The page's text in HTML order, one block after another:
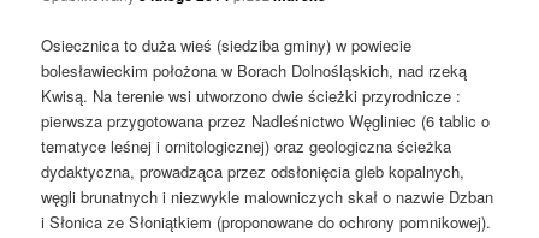
Osiecznica to duża wieś (siedziba gminy) w powiecie
bolesławieckim położona w Borach Dolnośląskich, nad rzeką
Kwisą. Na terenie wsi utworzono dwie ścieżki przyrodnicze :
pierwsza przygotowana przez Nadleśnictwo Węgliniec (6 tablic o
tematyce leśnej i ornitologicznej) oraz geologiczna ścieżka
dydaktyczna, prowadząca przez odsłonięcia gleb kopalnych,
węgli brunatnych i niezwykle malowniczych skał o nazwie Dzban
i Słonica ze Słoniątkiem (proponowane do ochrony pomnikowej).